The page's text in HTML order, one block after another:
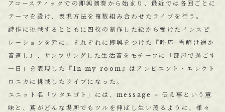
アコースティックでの即興演奏から始まり、最近では各回ごとに
テーマを設け、表現方法を複数組み合わせたライブを行う。
詩作に挑戦するとともに四枚の制作した絵から受けたインスピ
レーションを元に、それぞれに即興をつけた『呼応-雪解け遥か
音遠し』、サンプリングした生活音をモチーフに「部屋で過ごす
一日」を表現した『In my room』はアンビエント・エレクト
ロニカに挑戦したライブになった。
ユニット名「ツタエゴト」には、message = 伝え事という意
味と、蔦がどんな場所でもツルを伸ばし生い茂るように、様々